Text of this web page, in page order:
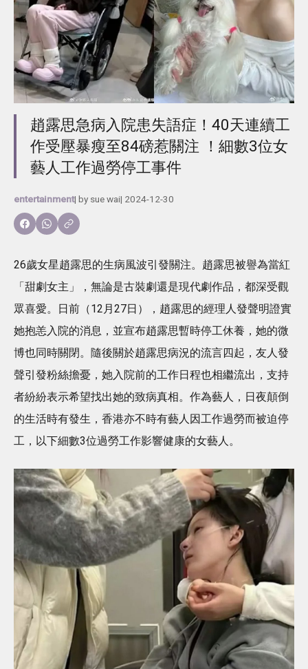
趙露思急病入院患失語症！40天連續工
作受壓暴瘦至84磅惹關注 ！細數3位女
藝人工作過勞停工事件
entertainment| by sue wai| 2024-12-30
26歲女星趙露思的生病風波引發關注。趙露思被譽為當紅
「甜劇女主」，無論是古裝劇還是現代劇作品，都深受觀
眾喜愛。日前（12月27日），趙露思的經理人發聲明證實
她抱恙入院的消息，並宣布趙露思暫時停工休養，她的微
博也同時關閉。隨後關於趙露思病況的流言四起，友人發
聲引發粉絲擔憂，她入院前的工作日程也相繼流出，支持
者紛紛表示希望找出她的致病真相。作為藝人，日夜顛倒
的生活時有發生，香港亦不時有藝人因工作過勞而被迫停
工，以下細數3位過勞工作影響健康的女藝人。